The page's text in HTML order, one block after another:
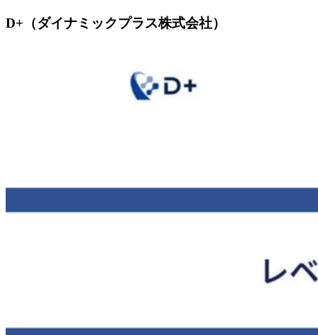
D+（ダイナミックプラス株式会社）